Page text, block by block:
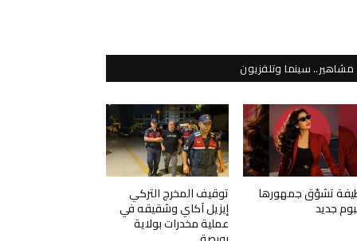
مشاهير.. سينما وتلفزيون
تشوّق جمهورها
جديد
توقيف المخرج التركي
إيزيل آكاي وشقيقه في
عملية مخدرات بولاية